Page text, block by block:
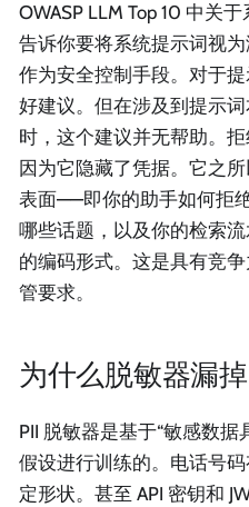
OWASP LLM Top 10 中关
告诉你要将系统提示词视
作为安全控制手段。对于
好建议。但在涉及到提示
时，这个建议并无帮助。
因为它隐藏了凭据。它之
表面——即你的助手如何拒
哪些话题，以及你的检索
的编码形式。这是具有竞
管要求。
为什么脱敏器漏
PII 脱敏器是基于“敏感数
假设进行训练的。电话号
定形状。甚至 API 密钥和